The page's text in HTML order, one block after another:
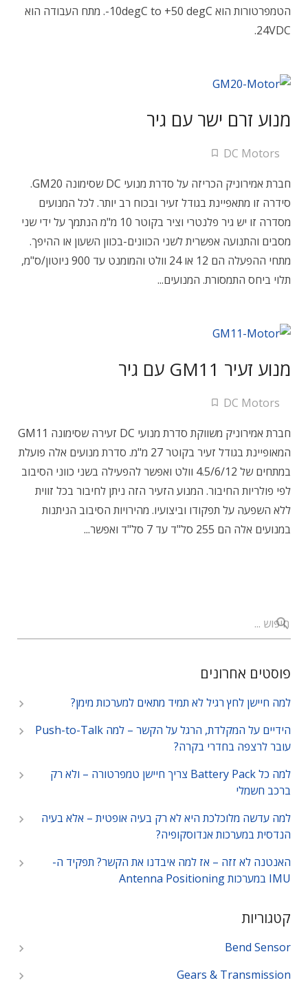
הטמפרטורות הוא 10degC to +50 degC-. מתח העבודה הוא
24VDC.
מנוע זרם ישר עם גיר
DC Motors
חברת אמירוניק הכריזה על סדרת מנועי DC שסימונה GM20.
סידרה זו מתאפיינת בגודל זעיר ובכוח רב יותר. לכל המנועים
מסדרה זו יש גיר פלנטרי וציר בקוטר 10 מ"מ הנתמך על ידי שני
מסבים והתנועה אפשרית לשני הכוונים-בכוון השעון או ההיפך.
מתחי ההפעלה הם 12 או 24 וולט והמומנט עד 900 ניוטון/ס"מ,
תלוי ביחס התמסורת. המנועים...
מנוע זעיר GM11 עם גיר
DC Motors
חברת אמירוניק משווקת סדרת מנועי DC זעירה שסימונה GM11
המאופיינת בגודל זעיר בקוטר 27 מ"מ. סדרת מנועים אלה פועלת
במתחים של 4.5/6/12 וולט ואפשר להפעילה בשני כווני הסיבוב
לפי פולריות החיבור. המנוע הזעיר הזה ניתן לחיבור בכל זווית
ללא השפעה על תפקודו וביצועיו. מהירויות הסיבוב הניתנות
במנועים אלה הם 255 סל"ד עד 7 סל"ד ואפשר...
פוסטים אחרונים
למה חיישן לחץ רגיל לא תמיד מתאים למערכות מימן?
הידיים על המקלדת, הרגל על הקשר – למה Push-to-Talk
עובר לרצפה בחדרי בקרה?
למה כל Battery Pack צריך חיישן טמפרטורה – ולא רק
ברכב חשמלי
למה עדשה מלוכלכת היא לא רק בעיה אופטית – אלא בעיה
הנדסית במערכות אנדוסקופיה?
האנטנה לא זזה – אז למה איבדנו את הקשר? תפקיד ה-
IMU במערכות Antenna Positioning
קטגוריות
Bend Sensor
Gears & Transmission